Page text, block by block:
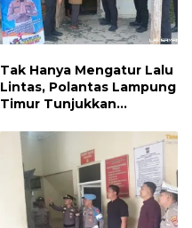
Tak Hanya Mengatur Lalu
Lintas, Polantas Lampung
Timur Tunjukkan